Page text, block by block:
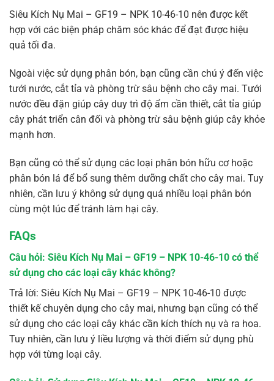
Siêu Kích Nụ Mai – GF19 – NPK 10-46-10 nên được kết
hợp với các biện pháp chăm sóc khác để đạt được hiệu
quả tối đa.
Ngoài việc sử dụng phân bón, bạn cũng cần chú ý đến việc
tưới nước, cắt tỉa và phòng trừ sâu bệnh cho cây mai. Tưới
nước đều đặn giúp cây duy trì độ ẩm cần thiết, cắt tỉa giúp
cây phát triển cân đối và phòng trừ sâu bệnh giúp cây khỏe
mạnh hơn.
Bạn cũng có thể sử dụng các loại phân bón hữu cơ hoặc
phân bón lá để bổ sung thêm dưỡng chất cho cây mai. Tuy
nhiên, cần lưu ý không sử dụng quá nhiều loại phân bón
cùng một lúc để tránh làm hại cây.
FAQs
Câu hỏi: Siêu Kích Nụ Mai – GF19 – NPK 10-46-10 có thể
sử dụng cho các loại cây khác không?
Trả lời: Siêu Kích Nụ Mai – GF19 – NPK 10-46-10 được
thiết kế chuyên dụng cho cây mai, nhưng bạn cũng có thể
sử dụng cho các loại cây khác cần kích thích nụ và ra hoa.
Tuy nhiên, cần lưu ý liều lượng và thời điểm sử dụng phù
hợp với từng loại cây.